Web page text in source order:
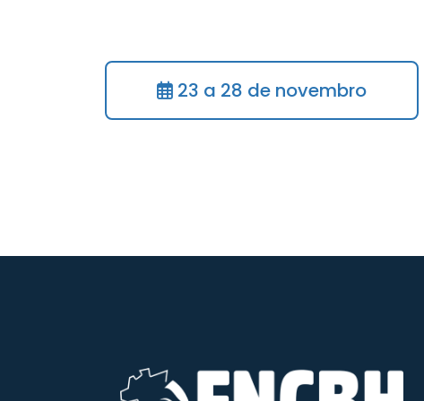
Maceió foi escolhida para sediar a XVI
Comitês de Bacias Hidrográficas,
apoio e entusiástica participação.
Nosso Governo sempre considerou a
compartilhada e participativa dos
cujo papel é e continuará sendo
23 a 28 de novembro